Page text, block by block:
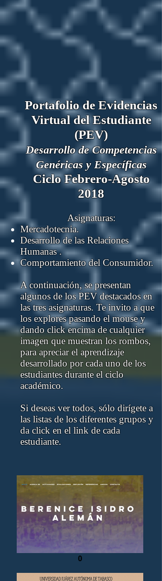
Portafolio de Evidencias
Virtual del Estudiante
(PEV)
Desarrollo de Competencias
Genéricas y Específicas
Ciclo Febrero-Agosto
2018
Asignaturas:
Mercadotecnia.
Desarrollo de las Relaciones
Humanas .
Comportamiento del Consumidor.
A continuación, se presentan
algunos de los PEV destacados en
las tres asignaturas. Te invito a que
los explores pasando el mouse y
dando click encima de cualquier
imagen que muestran los rombos,
para apreciar el aprendizaje
desarrollado por cada uno de los
estudiantes durante el ciclo
académico.
Si deseas ver todos, sólo dirígete a
las listas de los diferentes grupos y
da click en el link de cada
estudiante.
0